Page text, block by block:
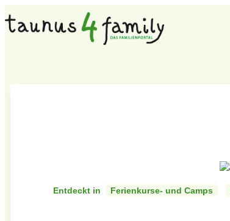
Entdeckt in Ferienkurse- und Camps